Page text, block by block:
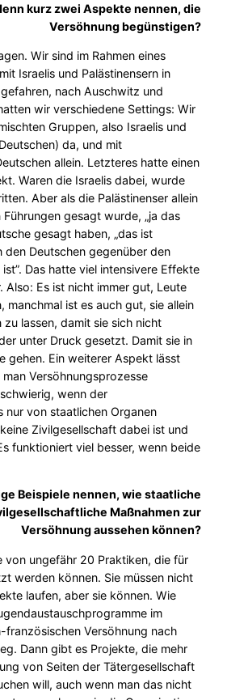
kurz zwei Aspekte nennen, die
Versöhnung begünstigen?
Wir sind im Rahmen eines
Israelis und Palästinensern in
nach Auschwitz und
wir verschiedene Settings: Wir
Gruppen, also Israelis und
da, und mit
allein. Letzteres hatte einen
Waren die Israelis dabei, wurde
Aber als die Palästinenser allein
gesagt wurde, „ja das
gesagt haben, „das ist
den Deutschen gegenüber den
Das hatte viel intensivere Effekte
Also: Es ist nicht immer gut, Leute
manchmal ist es auch gut, sie allein
zu lassen, damit sie sich nicht
unter Druck gesetzt. Damit sie in
gehen. Ein weiterer Aspekt lässt
Versöhnungsprozesse
wenn der
nur von staatlichen Organen
Zivilgesellschaft dabei ist und
funktioniert viel besser, wenn beide
Beispiele nennen, wie staatliche
Maßnahmen zur
Versöhnung aussehen können?
von ungefähr 20 Praktiken, die für
werden können. Sie müssen nicht
laufen, aber sie können. Wie
im
französischen Versöhnung nach
Dann gibt es Projekte, die mehr
von Seiten der Tätergesellschaft
will, auch wenn man das nicht